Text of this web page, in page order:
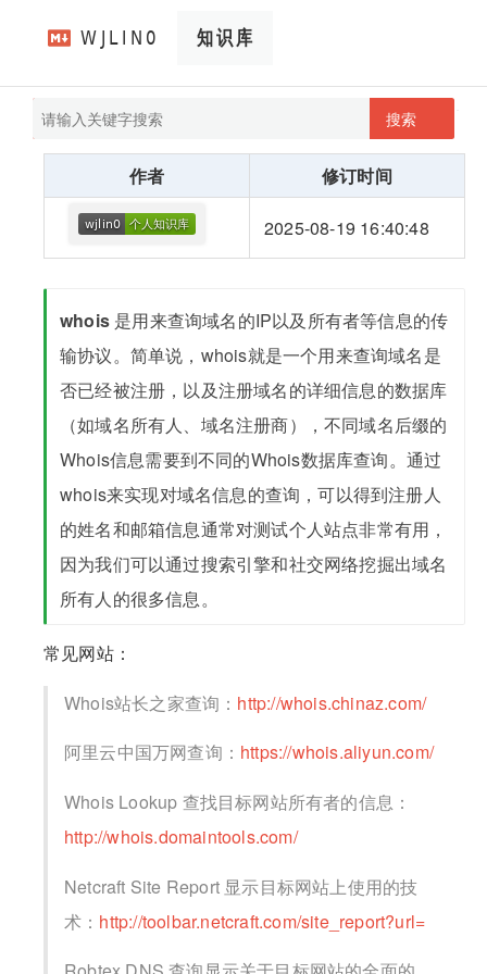
搜索
pathScan
wjlin0's blog
作者 修订时间
2025-08-19 16:40:48
whois 是用来查询域名的IP以及所有者等信息的传
输协议。简单说，whois就是一个用来查询域名是
否已经被注册，以及注册域名的详细信息的数据库
（如域名所有人、域名注册商），不同域名后缀的
Whois信息需要到不同的Whois数据库查询。通过
whois来实现对域名信息的查询，可以得到注册人
的姓名和邮箱信息通常对测试个人站点非常有用，
因为我们可以通过搜索引擎和社交网络挖掘出域名
所有人的很多信息。
常见网站：
Whois站长之家查询： http://whois.chinaz.com/
阿里云中国万网查询： https://whois.aliyun.com/
Whois Lookup 查找目标网站所有者的信息：
http://whois.domaintools.com/
Netcraft Site Report 显示目标网站上使用的技
术： http://toolbar.netcraft.com/site_report?url=